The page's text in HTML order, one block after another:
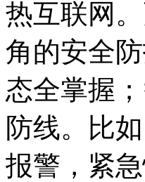
热互联网。
角的安全
态全掌握
防线。比
报警，紧